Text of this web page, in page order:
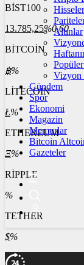
BİST100
13.785,25%0,60
BİTCOİN
฿%
LİTECOİN
Ł%
ETHEREUM
Ξ%
RİPPLE
%
TETHER
$%
Hisseler
Altınlar
Vizyon
Gündem
Spor
Ekonomi
Magazin
Memurlar
Bitcoin
Gazeteler